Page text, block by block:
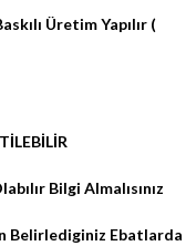
Üretim Yapılır (
Bilgi Almalısınız
Belirlediginiz Ebatlarda